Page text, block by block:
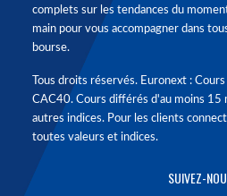
complets sur les tendances du
main pour vous accompagner dans
bourse.
Tous droits réservés. Euronext :
CAC40. Cours différés d'au moins 15
autres indices. Pour les clients
toutes valeurs et indices.
SUIVEZ-